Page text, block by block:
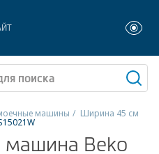
машины Ширина 45 см
машина Beko